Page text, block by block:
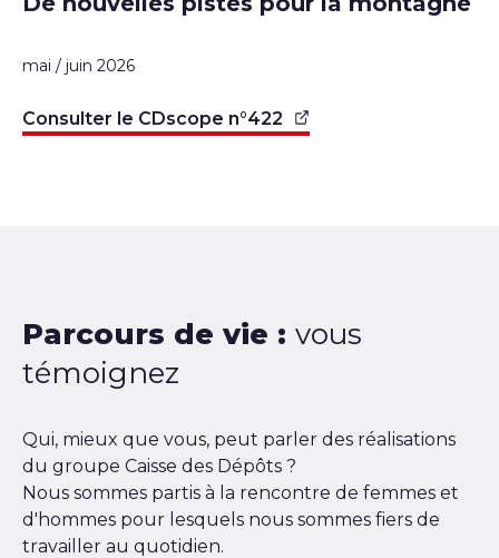
mai / juin 2026
Consulter le CDscope n°422
Parcours de vie : vous
témoignez
Qui, mieux que vous, peut parler des réalisations
du groupe Caisse des Dépôts ?
Nous sommes partis à la rencontre de femmes et
d'hommes pour lesquels nous sommes fiers de
travailler au quotidien.